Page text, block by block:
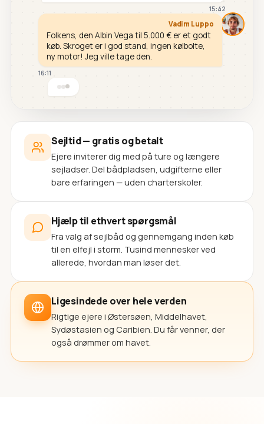
15:42
Vadim Luppo
Folkens, den Albin Vega til 5.000 € er et godt
køb. Skroget er i god stand, ingen kølbolte,
ny motor! Jeg ville tage den.
16:11
Sejltid — gratis og betalt
Ejere inviterer dig med på ture og længere
sejladser. Del bådpladsen, udgifterne eller
bare erfaringen — uden charterskoler.
Hjælp til ethvert spørgsmål
Fra valg af sejlbåd og gennemgang inden køb
til en elfejl i storm. Tusind mennesker ved
allerede, hvordan man løser det.
Ligesindede over hele verden
Rigtige ejere i Østersøen, Middelhavet,
Sydøstasien og Caribien. Du får venner, der
også drømmer om havet.